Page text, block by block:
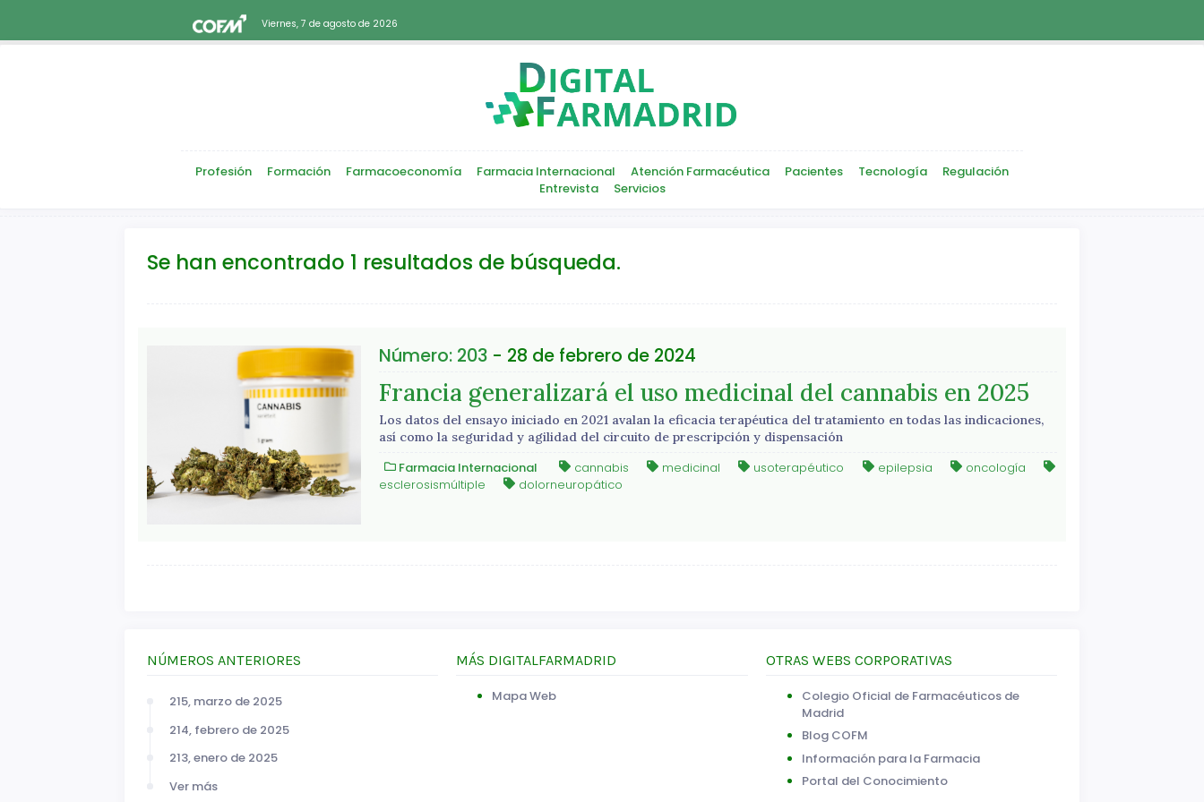
Viernes, 7 de agosto de 2026
Profesión Formación Farmacoeconomía Farmacia Internacional Atención Farmacéutica Pacientes Tecnología
Regulación
Entrevista
Servicios
Se han encontrado 1 resultados de búsqueda.
Número: 203- 28 de febrero de 2024
Francia generalizará el uso medicinal del cannabis en 2025
Los datos del ensayo iniciado en 2021 avalan la eficacia terapéutica del tratamiento en todas las indicaciones,
así como la seguridad y agilidad del circuito de prescripción y dispensación
Farmacia Internacional cannabis medicinal usoterapéutico epilepsia
oncología
esclerosismúltiple
dolorneuropático
NÚMEROS ANTERIORES
215, marzo de 2025
214, febrero de 2025
213, enero de 2025
Ver más
MÁS DIGITALFARMADRID
Mapa Web
OTRAS WEBS CORPORATIVAS
Colegio Oficial de Farmacéuticos de
Madrid
Blog COFM
Información para la Farmacia
Portal del Conocimiento